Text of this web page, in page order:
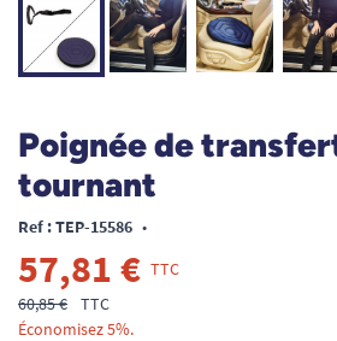
Poignée de
tournant
Ref : TEP-15586 •
57,81 € TTC
60,85 €
TTC
Économisez 5%.